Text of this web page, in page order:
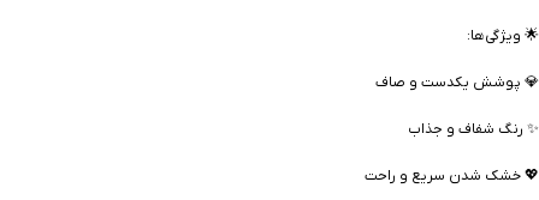
🌟 ویژگی‌ها:
💎 پوشش یکدست و صاف
✨ رنگ شفاف و جذاب
💖 خشک شدن سریع و راحت